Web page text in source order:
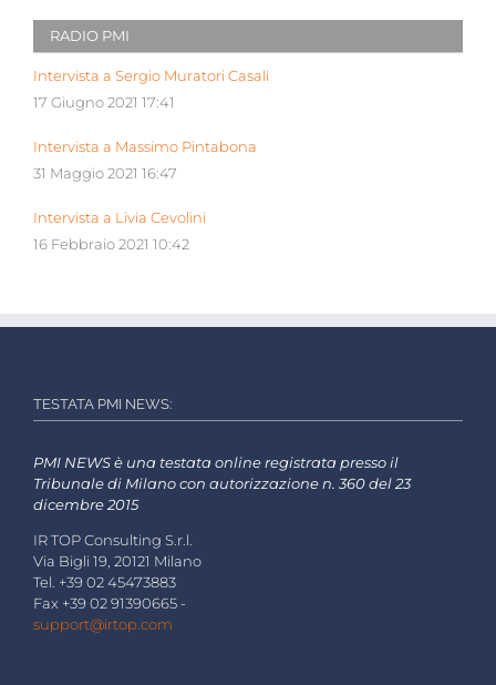
RADIO PMI
Intervista a Sergio Muratori Casali
17 Giugno 2021 17:41
Intervista a Massimo Pintabona
31 Maggio 2021 16:47
Intervista a Livia Cevolini
16 Febbraio 2021 10:42
TESTATA PMI NEWS:
PMI NEWS è una testata online registrata presso il
Tribunale di Milano con autorizzazione n. 360 del 23
dicembre 2015
IR TOP Consulting S.r.l.
Via Bigli 19, 20121 Milano
Tel. +39 02 45473883
Fax +39 02 91390665 -
support@irtop.com